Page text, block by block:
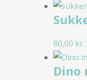
80,00 kr.
Dino